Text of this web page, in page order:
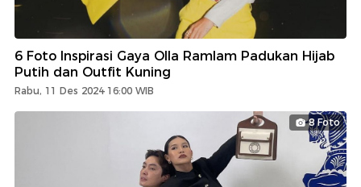
6 Foto Inspirasi Gaya Olla Ramlam Padukan Hijab
Putih dan Outfit Kuning
Rabu, 11 Des 2024 16:00 WIB
8 Foto